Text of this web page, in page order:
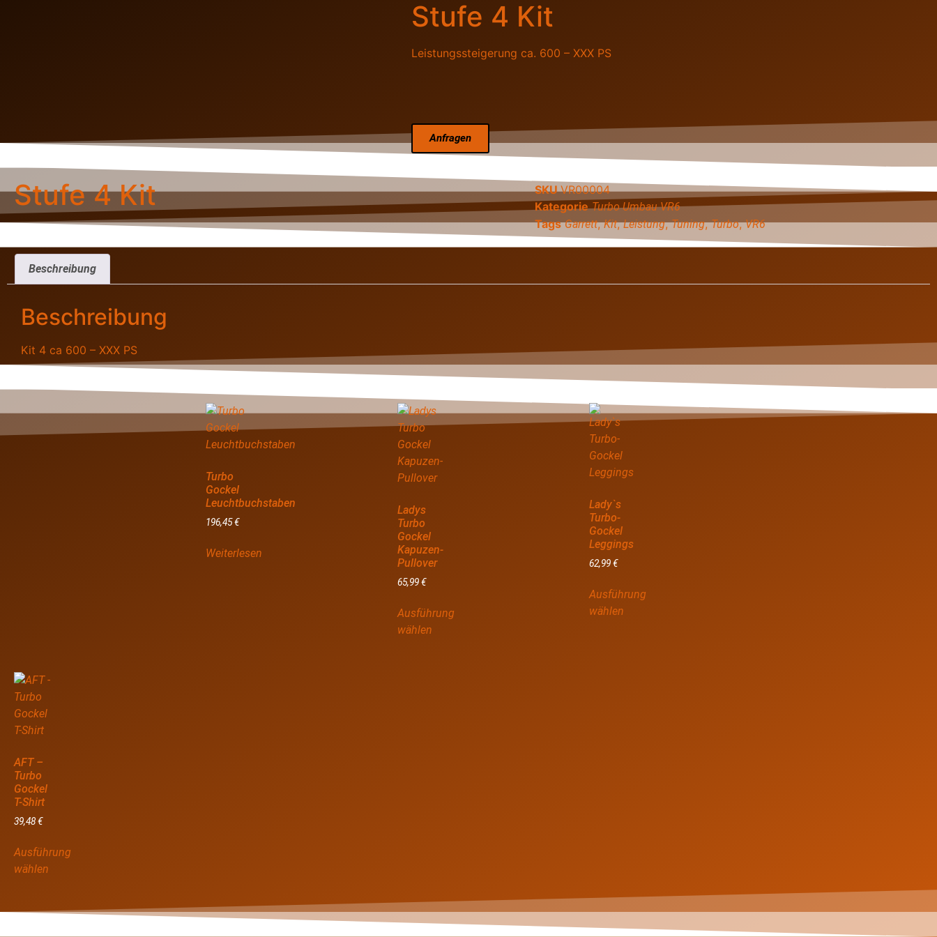
Stufe 4 Kit
Leistungssteigerung ca. 600 – XXX PS
Anfragen
Stufe 4 Kit SKUVR00004
Kategorie Turbo Umbau VR6
Tags Garrett,Kit,Leistung,Tuning,Turbo,VR6
Beschreibung
Beschreibung
Kit 4 ca 600 – XXX PS
Turbo
Gockel
Leuchtbuchstaben
196,45€
Weiterlesen
Ladys
Turbo
Gockel
Kapuzen-
Pullover
65,99€
Ausführung
wählen
Lady`s
Turbo-
Gockel
Leggings
62,99€
Ausführung
wählen
AFT –
Turbo
Gockel
T-Shirt
39,48€
Ausführung
wählen